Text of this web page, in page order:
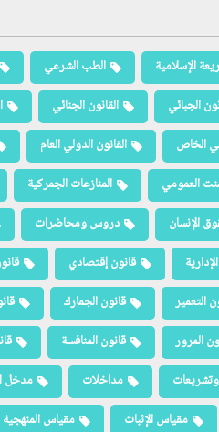
الإسلامية الطب الشرعي
الجبائي القانون الجنائي
الخاص القانون الدولي العام
العمومي المنازعات الجمركية
الإنسان دروس ومحاضرات
قانون إقتصادي
التعمير قانون الجمارك
المرور قانون المنافسة
مداخلات
مدخل
مقياس الإثبات مقياس المنهجية